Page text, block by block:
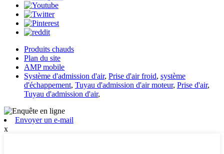
Produits chauds
Plan du site
AMP mobile
Système d'admission d'air, Prise d'air froid, système
d'échappement, Tuyau d'admission d'air moteur, Prise d'air,
Tuyau d'admission d'air,
Envoyer un e-mail
x